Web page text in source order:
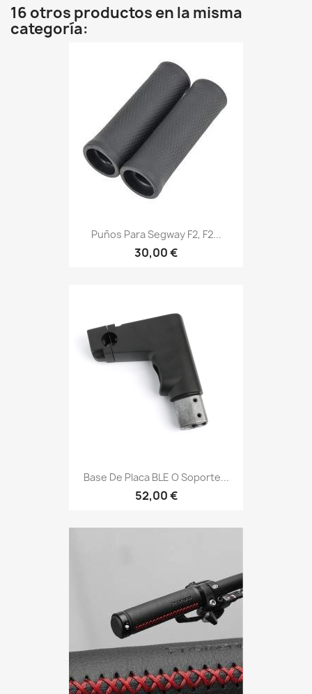
16 otros productos en la misma
categoría:
Puños Para Segway F2, F2...
30,00 €
Base De Placa BLE O Soporte...
52,00 €